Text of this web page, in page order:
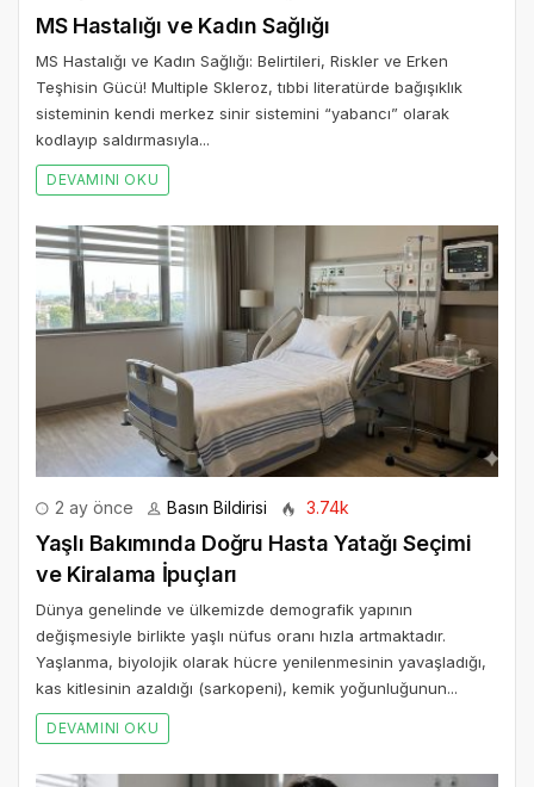
MS Hastalığı ve Kadın Sağlığı
MS Hastalığı ve Kadın Sağlığı: Belirtileri, Riskler ve Erken
Teşhisin Gücü! Multiple Skleroz, tıbbi literatürde bağışıklık
sisteminin kendi merkez sinir sistemini “yabancı” olarak
kodlayıp saldırmasıyla...
DEVAMINI OKU
2 ay önce Basın Bildirisi 3.74k
Yaşlı Bakımında Doğru Hasta Yatağı Seçimi
ve Kiralama İpuçları
Dünya genelinde ve ülkemizde demografik yapının
değişmesiyle birlikte yaşlı nüfus oranı hızla artmaktadır.
Yaşlanma, biyolojik olarak hücre yenilenmesinin yavaşladığı,
kas kitlesinin azaldığı (sarkopeni), kemik yoğunluğunun...
DEVAMINI OKU